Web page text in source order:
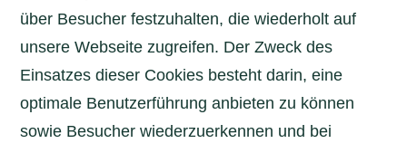
über Besucher festzuhalten, die wiederholt auf
unsere Webseite zugreifen. Der Zweck des
Einsatzes dieser Cookies besteht darin, eine
optimale Benutzerführung anbieten zu können
sowie Besucher wiederzuerkennen und bei